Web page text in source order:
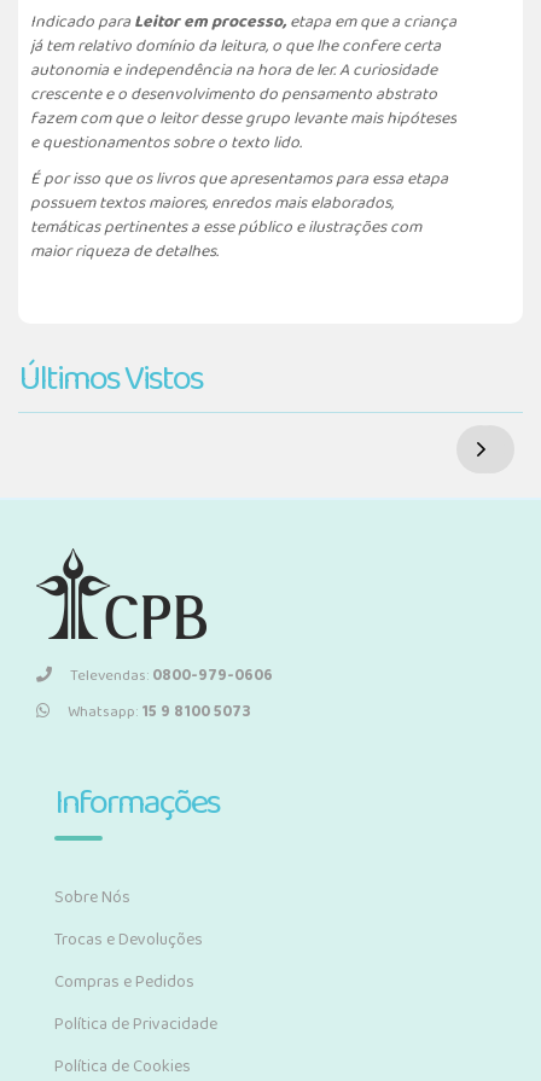
Indicado paraLeitor em processo,etapa em que a criança
já tem relativo domínio da leitura, o que lhe confere certa
autonomia e independência na hora de ler. A curiosidade
crescente e o desenvolvimento do pensamento abstrato
fazem com que o leitor desse grupo levante mais hipóteses
e questionamentos sobre o texto lido.
É por isso que os livros que apresentamos para essa etapa
possuem textos maiores, enredos mais elaborados,
temáticas pertinentes a esse público e ilustrações com
maior riqueza de detalhes.
Últimos Vistos
Televendas:0800-979-0606
Whatsapp:15 9 8100 5073
Informações
Sobre Nós
Trocas e Devoluções
Compras e Pedidos
Política de Privacidade
Política de Cookies